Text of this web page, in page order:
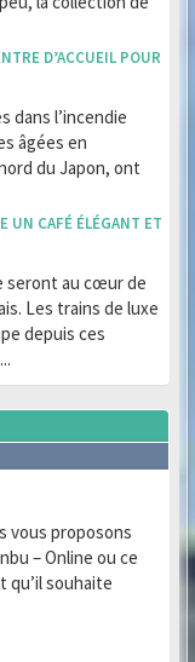
D’ACCUEIL POUR
dans l’incendie
âgées en
du Japon, ont
UN CAFÉ ÉLÉGANT ET
seront au cœur de
Les trains de luxe
depuis ces
vous proposons
– Online ou ce
qu’il souhaite